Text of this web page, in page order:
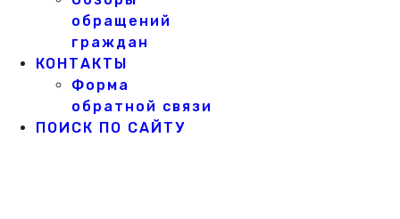
обращений
граждан
КОНТАКТЫ
Форма
обратной связи
ПОИСК ПО САЙТУ